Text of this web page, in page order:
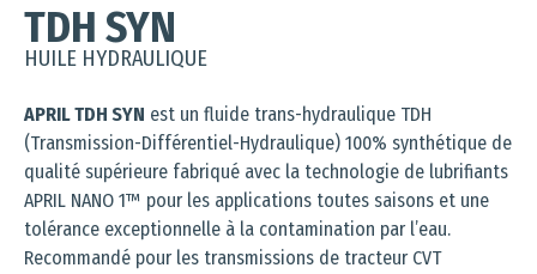
TDH SYN
HUILE HYDRAULIQUE
APRIL TDH SYN est un fluide trans-hydraulique TDH
(Transmission-Différentiel-Hydraulique) 100% synthétique de
qualité supérieure fabriqué avec la technologie de lubrifiants
APRIL NANO 1™ pour les applications toutes saisons et une
tolérance exceptionnelle à la contamination par l’eau.
Recommandé pour les transmissions de tracteur CVT